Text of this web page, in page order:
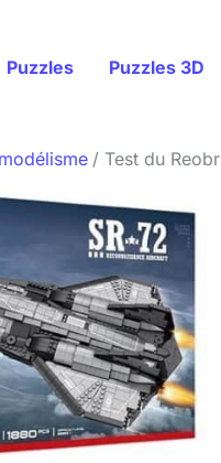
Puzzles Puzzles 3D
Test du